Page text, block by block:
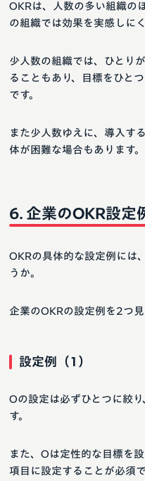
OKRは、人数の多い組織の
の組織では効果を実感しに
少人数の組織では、ひとり
ることもあり、目標をひと
です。
また少人数ゆえに、導入す
体が困難な場合もあります。
企業のOKR設定
OKRの具体的な設定例には
うか。
企業のOKRの設定例を2つ見
設定例（1）
Oの設定は必ずひとつに絞
す。
また、Oは定性的な目標を
項目に設定することが必須で